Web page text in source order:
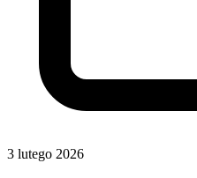
3 lutego 2026